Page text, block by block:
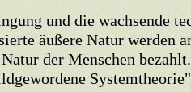
und die wachsende
äußere Natur werden
der Menschen